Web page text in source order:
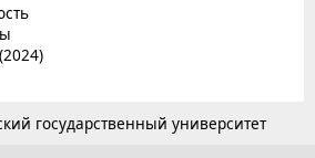
государственный университет